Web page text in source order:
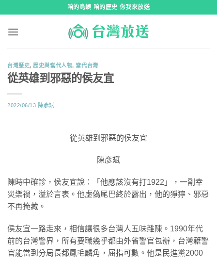
咱的島嶼 咱的歷史 你我來放送
台灣歷史, 歷史與當代人物, 當代台灣
從英雄到邪惡的侯友宜
2022/06/13 陳彥斌
從英雄到邪惡的侯友宜
陳彥斌
陳時中確診，侯友宜說：「他應該沒有打1922」，一副幸
災樂禍，溢於言表。他虛偽尾巴終於露出，他的猙獰、邪惡
不再掩藏。
侯友宜一路走來，相信讓很多台灣人五味雜陳。1990年代
前的台灣警界，所有要職幾乎都由外省警官包辦，台灣籍警
官能當到分局長都鳳毛麟角，屈指可數。他是民進黨2000